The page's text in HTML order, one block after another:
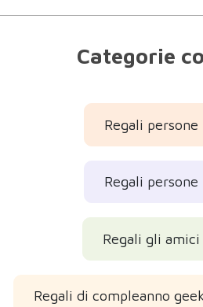
Categorie
Regali persone
Regali persone
Regali gli amici
Regali di compleanno